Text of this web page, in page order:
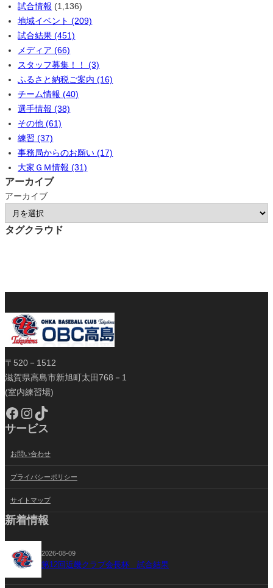
試合情報 (1,136)
地域イベント (209)
試合結果 (451)
メディア (66)
スタッフ募集！！ (3)
ふるさと納税ご案内 (16)
チーム情報 (40)
選手情報 (38)
その他 (61)
練習 (37)
事務局からのお願い (17)
大家ＧＭ情報 (31)
アーカイブ
アーカイブ
タグクラウド
〒520－1512
滋賀県高島市新旭町太田768－1
(室内練習場)
Facebook Instagram TikTok
サービス
お問い合わせ
プライバシーポリシー
サイトマップ
新着情報
2026-08-09
第12回近畿クラブ会長杯 試合結果